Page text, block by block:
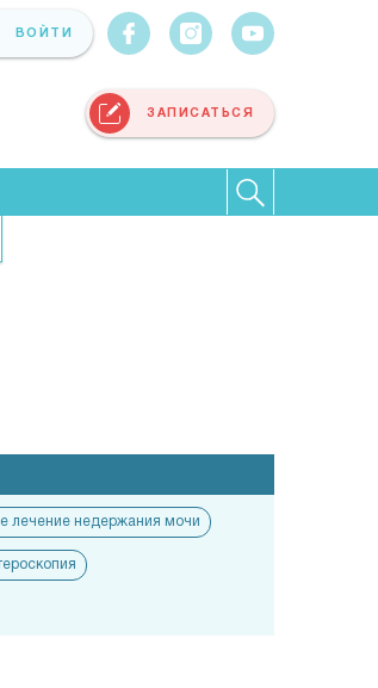
ВОЙТИ
ЗАПИСАТЬСЯ
лечение недержания мочи